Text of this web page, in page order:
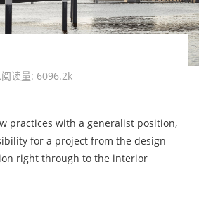
读量: 6096.2k
practices with a generalist position,
for a project from the design
right through to the interior